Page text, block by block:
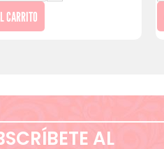
CARRITO
AL